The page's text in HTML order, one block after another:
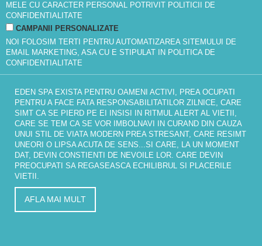
MELE CU CARACTER PERSONAL POTRIVIT POLITICII DE
CONFIDENTIALITATE
CAMPANII PERSONALIZATE
NOI FOLOSIM TERTI PENTRU AUTOMATIZAREA SITEMULUI DE
EMAIL MARKETING, ASA CU E STIPULAT IN POLITICA DE
CONFIDENTIALITATE
EDEN SPA EXISTA PENTRU OAMENI ACTIVI, PREA OCUPATI
PENTRU A FACE FATA RESPONSABILITATILOR ZILNICE, CARE
SIMT CA SE PIERD PE EI INSISI IN RITMUL ALERT AL VIETII,
CARE SE TEM CA SE VOR IMBOLNAVI IN CURAND DIN CAUZA
UNUI STIL DE VIATA MODERN PREA STRESANT, CARE RESIMT
UNEORI O LIPSA ACUTA DE SENS...SI CARE, LA UN MOMENT
DAT, DEVIN CONSTIENTI DE NEVOILE LOR. CARE DEVIN
PREOCUPATI SA REGASEASCA ECHILIBRUL SI PLACERILE
VIETII.
AFLA MAI MULT